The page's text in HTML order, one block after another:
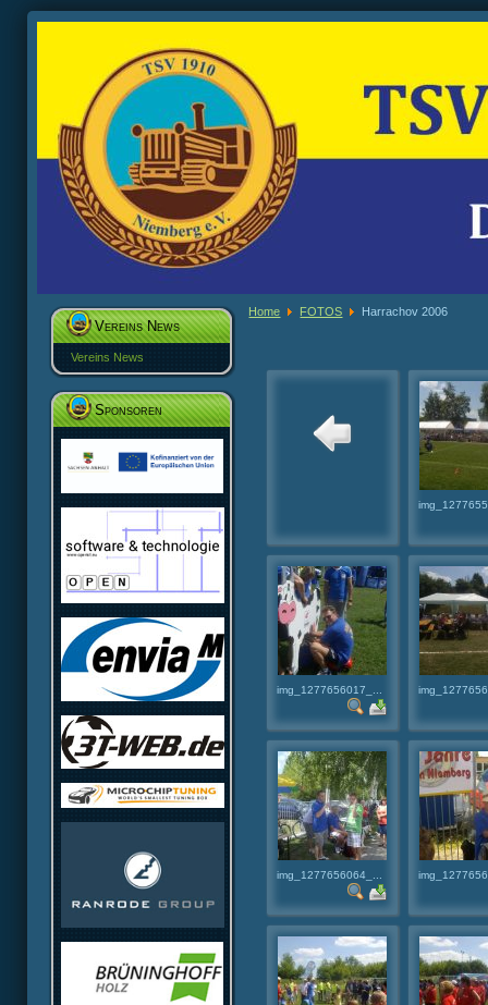
Vereins News
Vereins News
Sponsoren
Home FOTOS Harrachov 2006
img_1277656017_...
img_1277656064_...